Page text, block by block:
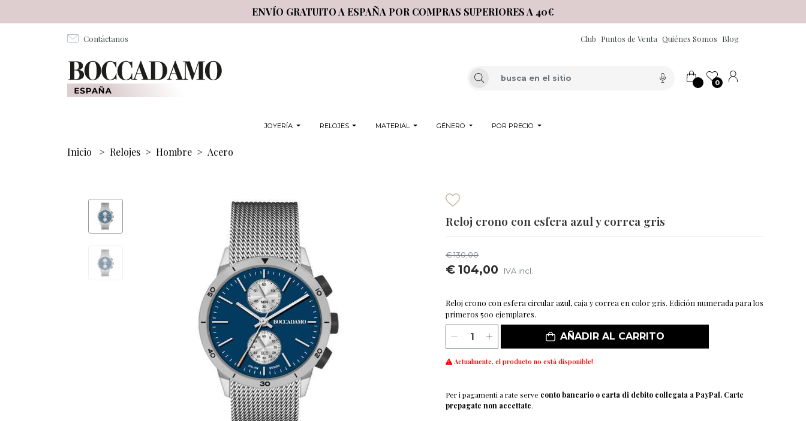
ENVÍO GRATUITO A ESPAÑA POR COMPRAS SUPERIORES A 40€
Contáctanos Club Puntos de Venta Quiénes Somos Blog
0
JOYERÍA RELOJES MATERIAL GÉNERO POR PRECIO
Inicio > Relojes > Hombre > Acero
Reloj crono con esfera azul y correa gris
€ 130,00
€ 104,00 IVA incl.
Reloj crono con esfera circular azul, caja y correa en color gris. Edición numerada para los
primeros 500 ejemplares.
AÑADIR AL CARRITO
Actualmente, el producto no está disponible!
Per i pagamenti a rate serve conto bancario o carta di debito collegata a PayPal. Carte
prepagate non accettate.